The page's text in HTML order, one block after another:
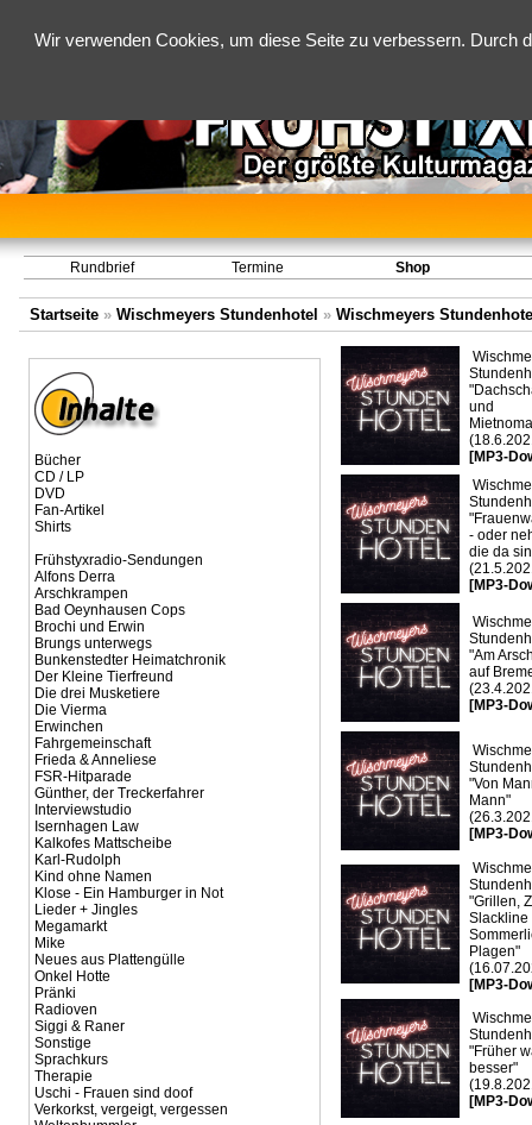
Wir verwenden Cookies, um diese Seite zu verbessern.
Rundbrief Termine Shop
Startseite » Wischmeyers Stundenhotel » Wischmeyers
Bücher
CD / LP
DVD
Fan-Artikel
Shirts
Frühstyxradio-Sendungen
Alfons Derra
Arschkrampen
Bad Oeynhausen Cops
Brochi und Erwin
Brungs unterwegs
Bunkenstedter Heimatchronik
Der Kleine Tierfreund
Die drei Musketiere
Die Vierma
Erwinchen
Fahrgemeinschaft
Frieda & Anneliese
FSR-Hitparade
Günther, der Treckerfahrer
Interviewstudio
Isernhagen Law
Kalkofes Mattscheibe
Karl-Rudolph
Kind ohne Namen
Klose - Ein Hamburger in Not
Lieder + Jingles
Megamarkt
Mike
Neues aus Plattengülle
Onkel Hotte
Pränki
Radioven
Siggi & Raner
Sonstige
Sprachkurs
Therapie
Uschi - Frauen sind doof
Verkorkst, vergeigt, vergessen
und
[MP3-
- oder
die da
[MP3-
"Am
auf
[MP3-
"Von
Mann"
[MP3-
"Grillen,
Slackline
Plagen"
[MP3-
"Früher
besser"
[MP3-